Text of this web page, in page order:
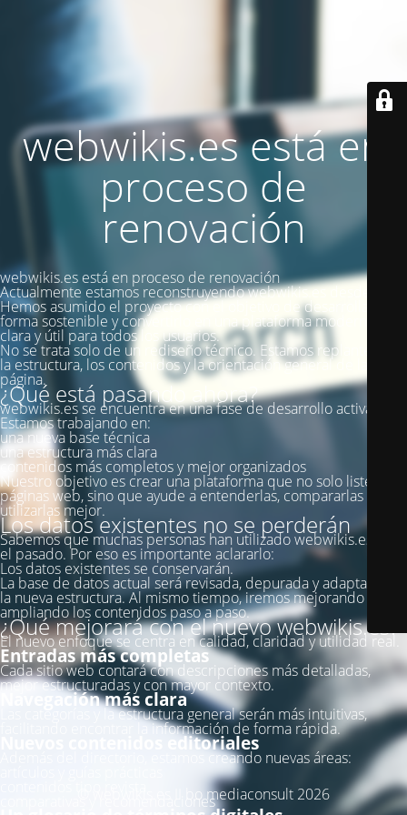
webwikis.es está en
proceso de
renovación
webwikis.es está en proceso de renovación
Actualmente estamos reconstruyendo webwikis.es desde cero.
Hemos asumido el proyecto con el objetivo de desarrollarlo de
forma sostenible y convertirlo en una plataforma moderna,
clara y útil para todos los usuarios.
No se trata solo de un rediseño técnico. Estamos replanteando
la estructura, los contenidos y la orientación general de la
página.
¿Qué está pasando ahora?
webwikis.es se encuentra en una fase de desarrollo activa.
Estamos trabajando en:
una nueva base técnica
una estructura más clara
contenidos más completos y mejor organizados
Nuestro objetivo es crear una plataforma que no solo liste
páginas web, sino que ayude a entenderlas, compararlas y
utilizarlas mejor.
Los datos existentes no se perderán
Sabemos que muchas personas han utilizado webwikis.es en
el pasado. Por eso es importante aclararlo:
Los datos existentes se conservarán.
La base de datos actual será revisada, depurada y adaptada a
la nueva estructura. Al mismo tiempo, iremos mejorando y
ampliando los contenidos paso a paso.
¿Qué mejorará con el nuevo webwikis.es?
El nuevo enfoque se centra en calidad, claridad y utilidad real.
Entradas más completas
Cada sitio web contará con descripciones más detalladas,
mejor estructuradas y con mayor contexto.
Navegación más clara
Las categorías y la estructura general serán más intuitivas,
facilitando encontrar la información de forma rápida.
Nuevos contenidos editoriales
Además del directorio, estamos creando nuevas áreas:
comparativas y recomendaciones
© webwikis.es II bo mediaconsult 2026